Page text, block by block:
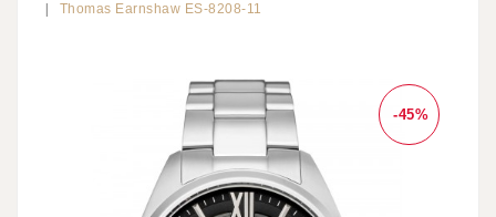
Thomas Earnshaw ES-8208-11
-45%